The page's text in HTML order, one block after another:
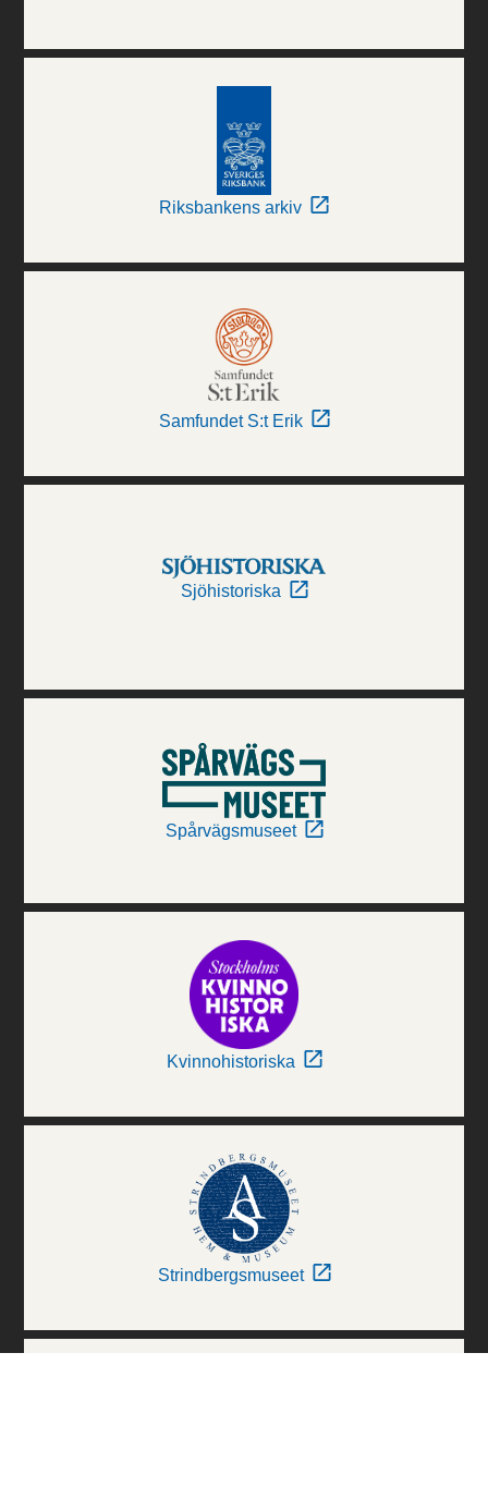
Riksbankens arkiv
Samfundet S:t Erik
Sjöhistoriska
Spårvägsmuseet
Kvinnohistoriska
Strindbergsmuseet